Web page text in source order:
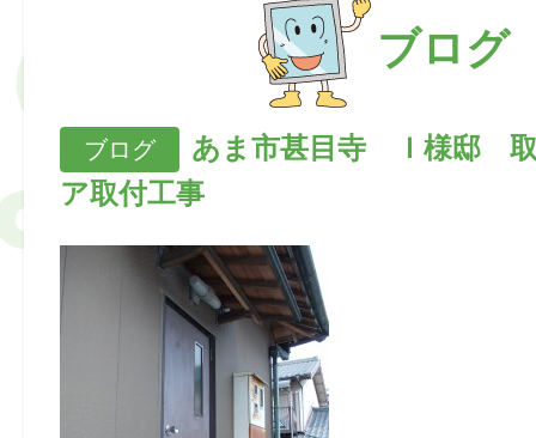
ブログ
ブログ
あま市甚目寺 Ｉ様邸 取
ア取付工事